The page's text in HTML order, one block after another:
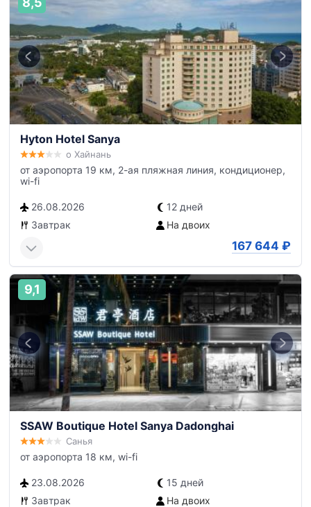
Hyton Hotel Sanya
о Хайнань
от аэропорта 19 км, 2-ая пляжная линия, кондиционер,
wi-fi
26.08.2026
12 дней
Завтрак
На двоих
167 644 ₽
9,1
SSAW Boutique Hotel Sanya Dadonghai
Санья
от аэропорта 18 км, wi-fi
23.08.2026
15 дней
Завтрак
На двоих